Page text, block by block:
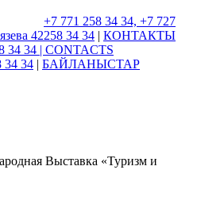
42
+7 771 258 34 34, +7 727
258 34 34 | КОНТАКТЫ
34 34 | CONTACTS
34 34 | БАЙЛАНЫСТАР
Выставка «Туризм и